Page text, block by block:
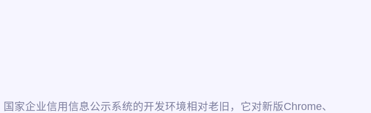
家企业信用信息公示系统的开发环境相对老旧，它对新版Chrome、